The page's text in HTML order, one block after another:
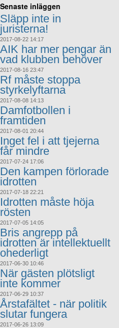
Senaste inläggen
Släpp inte in
juristerna!
2017-08-22 14:17
AIK har mer pengar än
vad klubben behöver
2017-08-16 23:47
Rf måste stoppa
styrkelyftarna
2017-08-08 14:13
Damfotbollen i
framtiden
2017-08-01 20:44
Inget fel i att tjejerna
får mindre
2017-07-24 17:06
Den kampen förlorade
idrotten
2017-07-18 22:21
Idrotten måste höja
rösten
2017-07-05 14:05
Bris angrepp på
idrotten är intellektuellt
ohederligt
2017-06-30 10:46
När gästen plötsligt
inte kommer
2017-06-29 10:37
Årstafältet - när politik
slutar fungera
2017-06-26 13:09